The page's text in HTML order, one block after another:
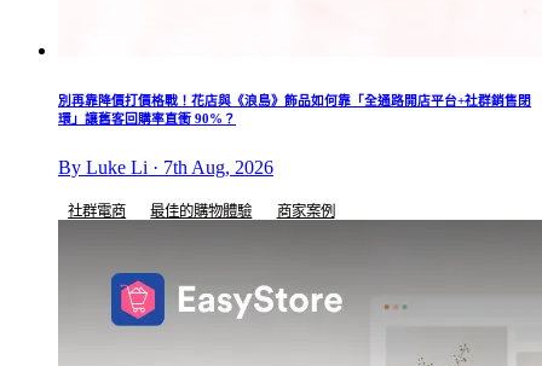
別再靠降價打價格戰！花店與《浪島》飾品如何靠「全通路開店平台+社群銷售閉
環」讓舊客回購率直衝 90%？
By Luke Li · 7th Aug, 2026
社群電商 最佳的購物體驗 商家案例